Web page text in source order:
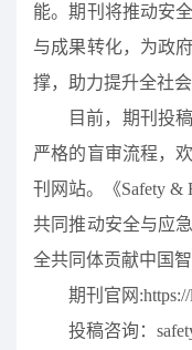
能。期刊将推动安
与成果转化，为政
撑，助力提升全社
目前，期刊投
严格的盲审流程，
刊网站。《Safety &
共同推动安全与应
全共同体贡献中国智
期刊官网
投稿咨询：